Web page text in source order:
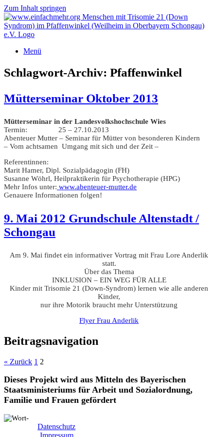
Zum Inhalt springen
Menü
Schlagwort-Archiv: Pfaffenwinkel
Mütterseminar Oktober 2013
Mütterseminar in der Landesvolkshochschule Wies
Termin: 25 – 27.10.2013
Abenteuer Mutter – Seminar für Mütter von besonderen Kindern
– Vom achtsamen Umgang mit sich und der Zeit –
Referentinnen:
Marit Hamer, Dipl. Sozialpädagogin (FH)
Susanne Wöhrl, Heilpraktikerin für Psychotherapie (HPG)
Mehr Infos unter: www.abenteuer-mutter.de
Genauere Informationen folgen!
9. Mai 2012 Grundschule Altenstadt /
Schongau
Am 9. Mai findet ein informativer Vortrag mit Frau Lore Anderlik
statt.
Über das Thema
INKLUSION – EIN WEG FÜR ALLE
Kinder mit Trisomie 21 (Down-Syndrom) lernen wie alle anderen
Kinder,
nur ihre Motorik braucht mehr Unterstützung
Flyer Frau Anderlik
Beitragsnavigation
« Zurück 1 2
Dieses Projekt wird aus Mitteln des Bayerischen
Staatsministeriums für Arbeit und Sozialordnung,
Familie und Frauen gefördert
Datenschutz
Impressum